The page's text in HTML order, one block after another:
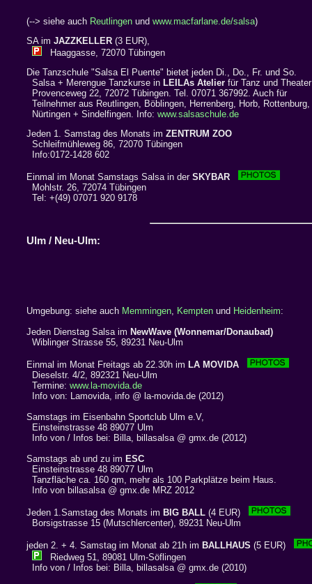
(--> siehe auch Reutlingen und www.macfarlane.de/salsa)
SA im JAZZKELLER (3 EUR),
Haaggasse, 72070 Tübingen
Die Tanzschule "Salsa El Puente" bietet jeden Di., Do., Fr. und So.
Salsa + Merengue Tanzkurse in LEILAs Atelier für Tanz und Theater
Provenceweg 22, 72072 Tübingen. Tel. 07071 367992. Auch für
Teilnehmer aus Reutlingen, Böblingen, Herrenberg, Horb, Rottenburg,
Nürtingen + Sindelfingen. Info: www.salsaschule.de
Jeden 1. Samstag des Monats im ZENTRUM ZOO
Schleifmühleweg 86, 72070 Tübingen
Info:0172-1428 602
Einmal im Monat Samstags Salsa in der SKYBAR
Mohlstr. 26, 72074 Tübingen
Tel: +(49) 07071 920 9178
Ulm / Neu-Ulm:
Umgebung: siehe auch Memmingen, Kempten und Heidenheim:
Jeden Dienstag Salsa im NewWave (Wonnemar/Donaubad)
Wiblinger Strasse 55, 89231 Neu-Ulm
Einmal im Monat Freitags ab 22.30h im LA MOVIDA
Dieselstr. 4/2, 892321 Neu-Ulm
Termine: www.la-movida.de
Info von: Lamovida, info @ la-movida.de (2012)
Samstags im Eisenbahn Sportclub Ulm e.V,
Einsteinstrasse 48 89077 Ulm
Info von / Infos bei: Billa, billasalsa @ gmx.de (2012)
Samstags ab und zu im ESC
Einsteinstrasse 48 89077 Ulm
Tanzfläche ca. 160 qm, mehr als 100 Parkplätze beim Haus.
Info von billasalsa @ gmx.de MRZ 2012
Jeden 1.Samstag des Monats im BIG BALL (4 EUR)
Borsigstrasse 15 (Mutschlercenter), 89231 Neu-Ulm
jeden 2. + 4. Samstag im Monat ab 21h im BALLHAUS (5 EUR)
Riedweg 51, 89081 Ulm-Söflingen
Info von / Infos bei: Billa, billasalsa @ gmx.de (2010)